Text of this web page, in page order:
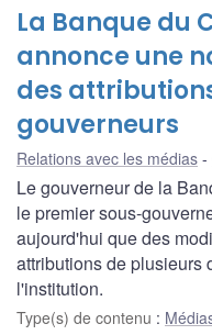
La Banque du
annonce une
des
gouverneurs
Relations avec les médias
Le gouverneur de la
le premier sous-
aujourd'hui que des
attributions de plusieurs
l'institution.
Type(s) de contenu :